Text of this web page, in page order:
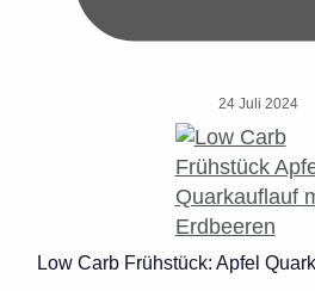
24 Juli 2024
Low Carb Frühstück: Apfel